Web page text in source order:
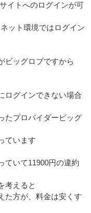
イトへのログインが可
ット環境ではログイン
ビッグロブですから
ログインできない場合
たプロバイダービッグ
ています
ていて11900円の違約
考えると
た方が、料金は安くす